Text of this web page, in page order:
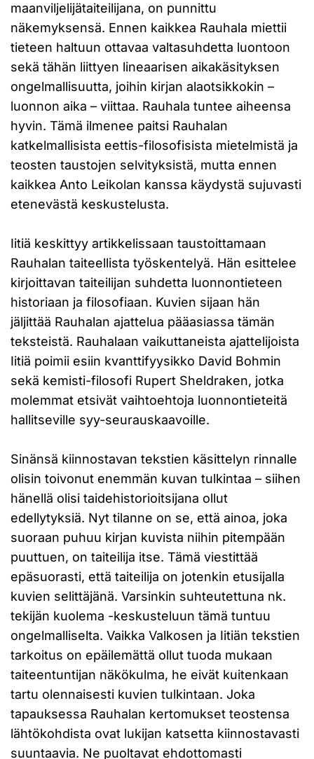
maanviljelijätaiteilijana, on punnittu
näkemyksensä. Ennen kaikkea Rauhala miettii
tieteen haltuun ottavaa valtasuhdetta luontoon
sekä tähän liittyen lineaarisen aikakäsityksen
ongelmallisuutta, joihin kirjan alaotsikkokin –
luonnon aika – viittaa. Rauhala tuntee aiheensa
hyvin. Tämä ilmenee paitsi Rauhalan
katkelmallisista eettis-filosofisista mietelmistä ja
teosten taustojen selvityksistä, mutta ennen
kaikkea Anto Leikolan kanssa käydystä sujuvasti
etenevästä keskustelusta.
Iitiä keskittyy artikkelissaan taustoittamaan
Rauhalan taiteellista työskentelyä. Hän esittelee
kirjoittavan taiteilijan suhdetta luonnontieteen
historiaan ja filosofiaan. Kuvien sijaan hän
jäljittää Rauhalan ajattelua pääasiassa tämän
teksteistä. Rauhalaan vaikuttaneista ajattelijoista
Iitiä poimii esiin kvanttifyysikko David Bohmin
sekä kemisti-filosofi Rupert Sheldraken, jotka
molemmat etsivät vaihtoehtoja luonnontieteitä
hallitseville syy-seurauskaavoille.
Sinänsä kiinnostavan tekstien käsittelyn rinnalle
olisin toivonut enemmän kuvan tulkintaa – siihen
hänellä olisi taidehistorioitsijana ollut
edellytyksiä. Nyt tilanne on se, että ainoa, joka
suoraan puhuu kirjan kuvista niihin pitempään
puuttuen, on taiteilija itse. Tämä viestittää
epäsuorasti, että taiteilija on jotenkin etusijalla
kuvien selittäjänä. Varsinkin suhteutettuna nk.
tekijän kuolema -keskusteluun tämä tuntuu
ongelmalliselta. Vaikka Valkosen ja Iitiän tekstien
tarkoitus on epäilemättä ollut tuoda mukaan
taiteentuntijan näkökulma, he eivät kuitenkaan
tartu olennaisesti kuvien tulkintaan. Joka
tapauksessa Rauhalan kertomukset teostensa
lähtökohdista ovat lukijan katsetta kiinnostavasti
suuntaavia. Ne puoltavat ehdottomasti